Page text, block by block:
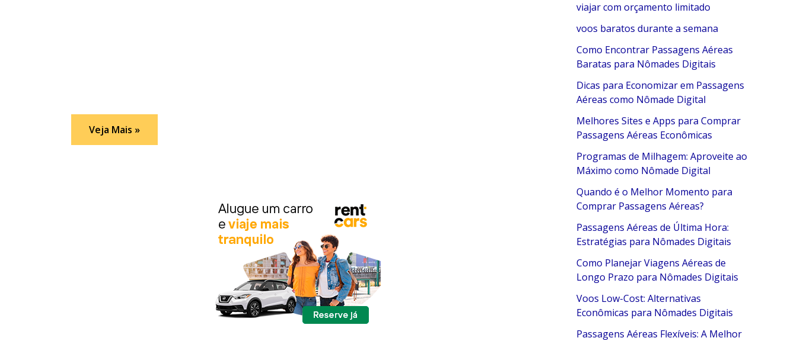
aplicativos
para
economizar
Veja Mais »
viajar com orçamento limitado
voos baratos durante a semana
Como Encontrar Passagens Aéreas
Baratas para Nômades Digitais
Dicas para Economizar em Passagens
Aéreas como Nômade Digital
Melhores Sites e Apps para Comprar
Passagens Aéreas Econômicas
Programas de Milhagem: Aproveite ao
Máximo como Nômade Digital
Quando é o Melhor Momento para
Comprar Passagens Aéreas?
Passagens Aéreas de Última Hora:
Estratégias para Nômades Digitais
Como Planejar Viagens Aéreas de
Longo Prazo para Nômades Digitais
Voos Low-Cost: Alternativas
Econômicas para Nômades Digitais
Passagens Aéreas Flexíveis: A Melhor